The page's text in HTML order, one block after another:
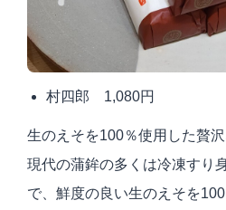
村四郎 1,080円
生のえそを100％使用した贅
現代の蒲鉾の多くは冷凍すり
で、鮮度の良い生のえそを100